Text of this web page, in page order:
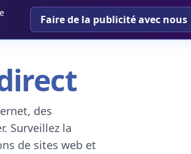
Faire de la publicité avec nous
des
Surveillez la
de sites web et